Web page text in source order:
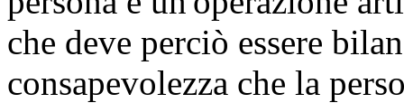
che deve perciò essere
consapevolezza che la